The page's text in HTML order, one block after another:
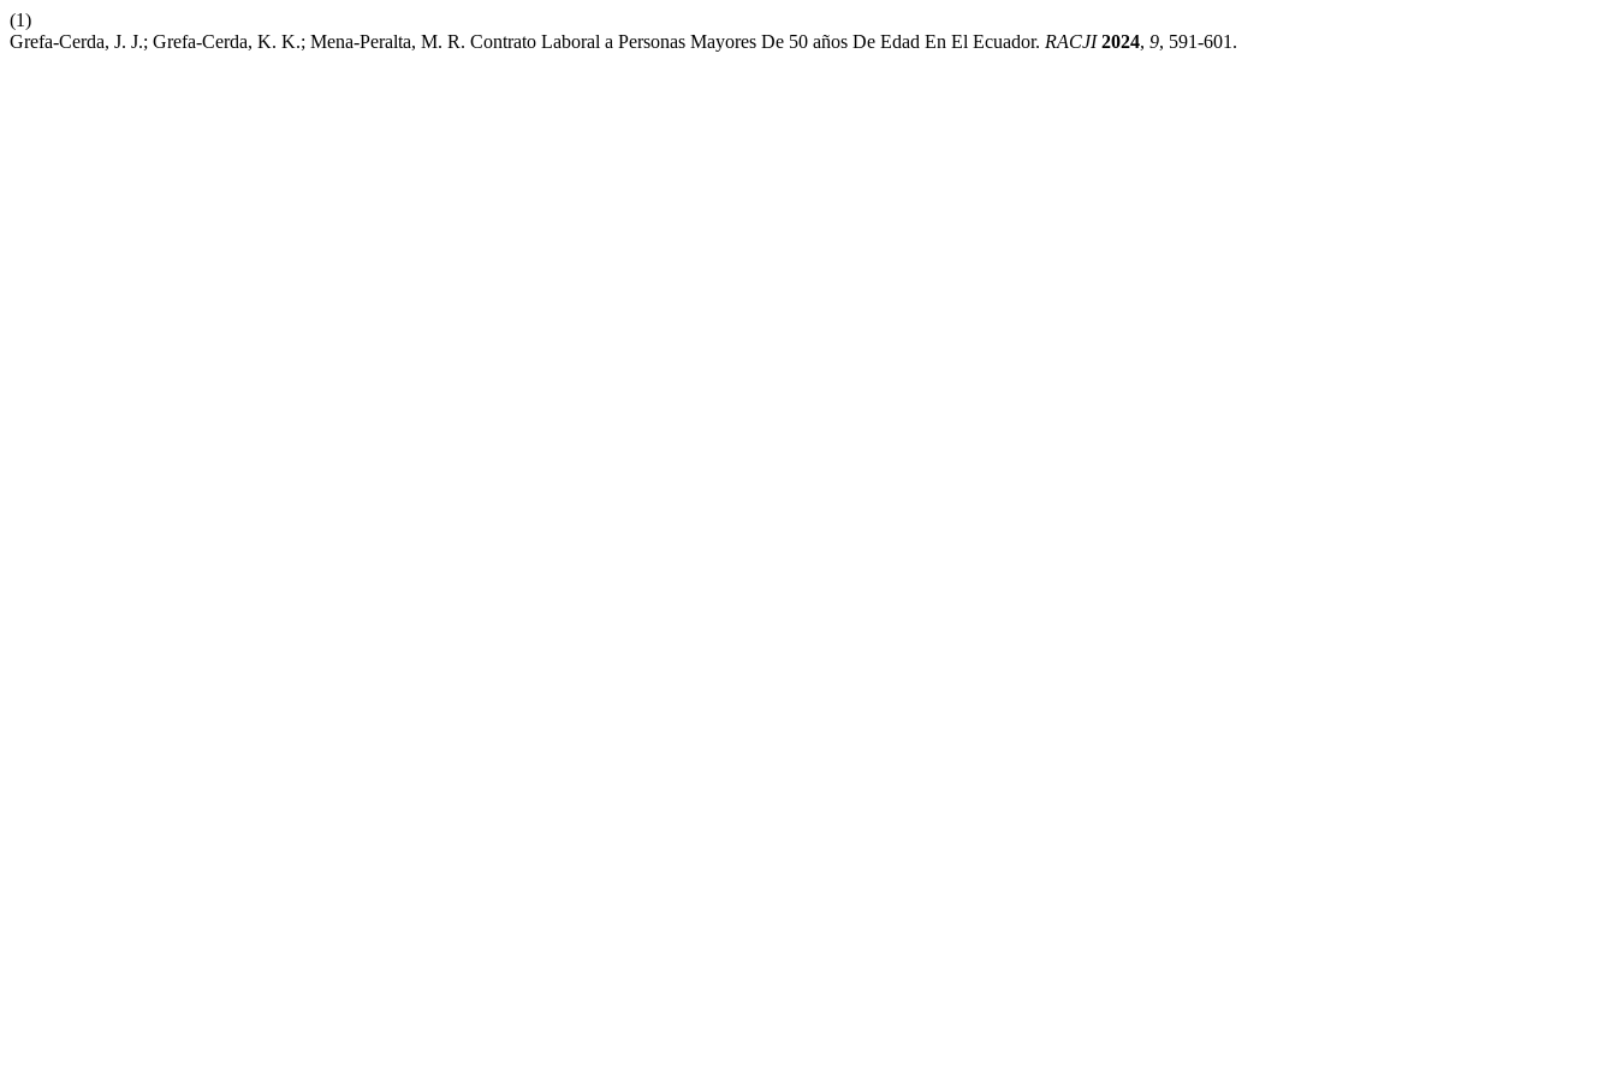
(1)
Grefa-Cerda, J. J.; Grefa-Cerda, K. K.; Mena-Peralta, M. R. Contrato Laboral a Personas Mayores De 50 años De Edad En El Ecuador. RACJI 2024, 9, 591-601.